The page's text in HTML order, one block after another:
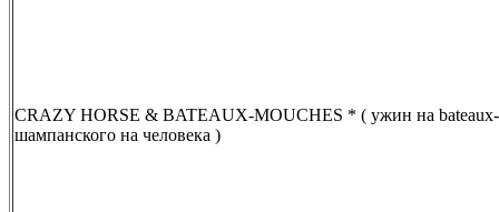
CRAZY HORSE & BATEAUX-MOUCHES * ( ужин на bateaux-
шампанского на человека )